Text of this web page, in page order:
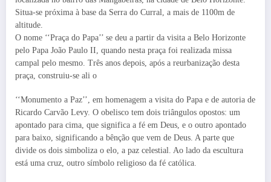
Situa-se próxima à base da Serra do Curral, a mais de 1100m de
altitude.
O nome ‘‘Praça do Papa’’ se deu a partir da visita a Belo Horizonte
pelo Papa João Paulo II, quando nesta praça foi realizada missa
campal pelo mesmo. Três anos depois, após a reurbanização desta
praça, construiu-se ali o
‘‘Monumento a Paz’’, em homenagem a visita do Papa e de autoria de
Ricardo Carvão Levy. O obelisco tem dois triângulos opostos: um
apontado para cima, que significa a fé em Deus, e o outro apontado
para baixo, significando a bênção que vem de Deus. A parte que
divide os dois simboliza o elo, a paz celestial. Ao lado da escultura
está uma cruz, outro símbolo religioso da fé católica.